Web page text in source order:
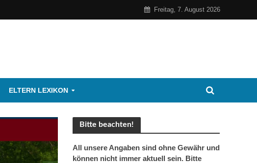
Freitag, 7. August 2026
ELTERN LEXIKON
Bitte beachten!
All unsere Angaben sind ohne Gewähr und
können nicht immer aktuell sein. Bitte